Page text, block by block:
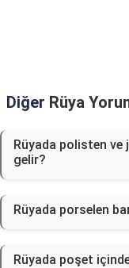
Diğer Rüya
Rüyada polisten ve
gelir?
Rüyada porselen
Rüyada poşet